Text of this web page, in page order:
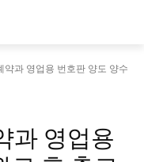
약과 영업용 번호판 양도 양수
과 영업용